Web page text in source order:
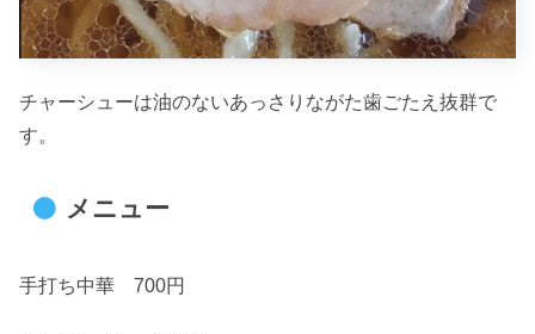
チャーシューは油のないあっさりながた歯ごたえ抜群で
す。
メニュー
手打ち中華 700円